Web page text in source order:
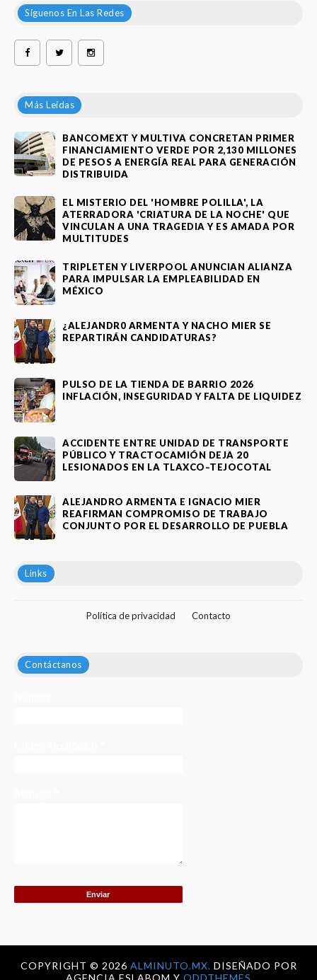
Síguenos En Las Redes
Más Leídas
BANCOMEXT Y MULTIVA CONCRETAN PRIMER
FINANCIAMIENTO VERDE POR 2,130 MILLONES
DE PESOS A ENERGÍA REAL PARA GENERACIÓN
DISTRIBUIDA
EL MISTERIO DEL 'HOMBRE POLILLA', LA
ATERRADORA 'CRIATURA DE LA NOCHE' QUE
VINCULAN A UNA TRAGEDIA Y ES AMADA POR
MULTITUDES
TRIPLETEN Y LIVERPOOL ANUNCIAN ALIANZA
PARA IMPULSAR LA EMPLEABILIDAD EN
MÉXICO
¿ALEJANDR0 ARMENTA Y NACHO MIER SE
REPARTIRÁN CANDIDATURAS?
PULSO DE LA TIENDA DE BARRIO 2026
INFLACIÓN, INSEGURIDAD Y FALTA DE LIQUIDEZ
ACCIDENTE ENTRE UNIDAD DE TRANSPORTE
PÚBLICO Y TRACTOCAMIÓN DEJA 20
LESIONADOS EN LA TLAXCO–TEJOCOTAL
ALEJANDRO ARMENTA E IGNACIO MIER
REAFIRMAN COMPROMISO DE TRABAJO
CONJUNTO POR EL DESARROLLO DE PUEBLA
Links
Política de privacidad Contacto
Contáctanos
COPYRIGHT © 2026 ALMINUTO.MX. DISEÑADO POR
AGENCIA ESLABOM Y ODDTHEMES